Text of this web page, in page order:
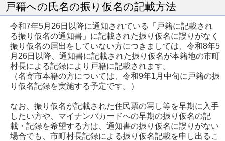
規
ペ
ー
ジ
で
開
き
ま
す
戸籍への氏名の振り仮名の記載方法
令和7年5月26日以降に通知されている「戸籍に記載され
る振り仮名の通知書」に記載された振り仮名に誤りがなく
振り仮名の届出をしていない方につきましては、令和8年5
月26日以降、通知書に記載された振り仮名が本籍地の市町
村長による記録により戸籍に記載されます。
（名寄市本籍の方については、令和9年1月中旬に戸籍の振
り仮名記録を実施する予定です。）
なお、振り仮名が記載された住民票の写し等を早期に入手
したい方や、マイナンバカードへの早期の振り仮名の記
載・記録を希望する方は、通知書の振り仮名に誤りがない
場合でも、市町村長記録による振り仮名記載を申し出るこ